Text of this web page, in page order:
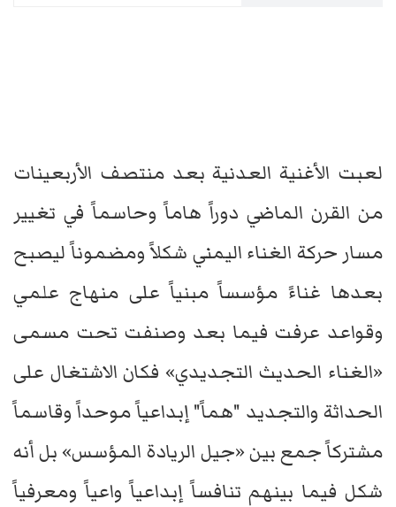
لعبت الأغنية العدنية بعد منتصف الأربعينات
من القرن الماضي دوراً هاماً وحاسماً في تغيير
مسار حركة الغناء اليمني شكلاً ومضموناً ليصبح
بعدها غناءً مؤسساً مبنياً على منهاج علمي
وقواعد عرفت فيما بعد وصنفت تحت مسمى
«الغناء الحديث التجديدي» فكان الاشتغال على
الحداثة والتجديد "هماً" إبداعياً موحداً وقاسماً
مشتركاً جمع بين «جيل الريادة المؤسس» بل أنه
شكل فيما بينهم تنافساً إبداعياً واعياً ومعرفياً